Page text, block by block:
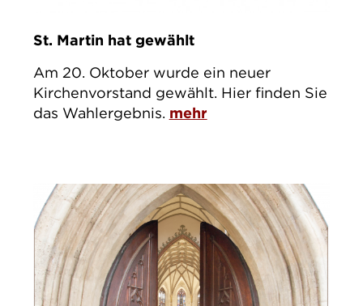
St. Martin hat gewählt
Am 20. Oktober wurde ein neuer
Kirchenvorstand gewählt. Hier finden Sie
das Wahlergebnis. mehr